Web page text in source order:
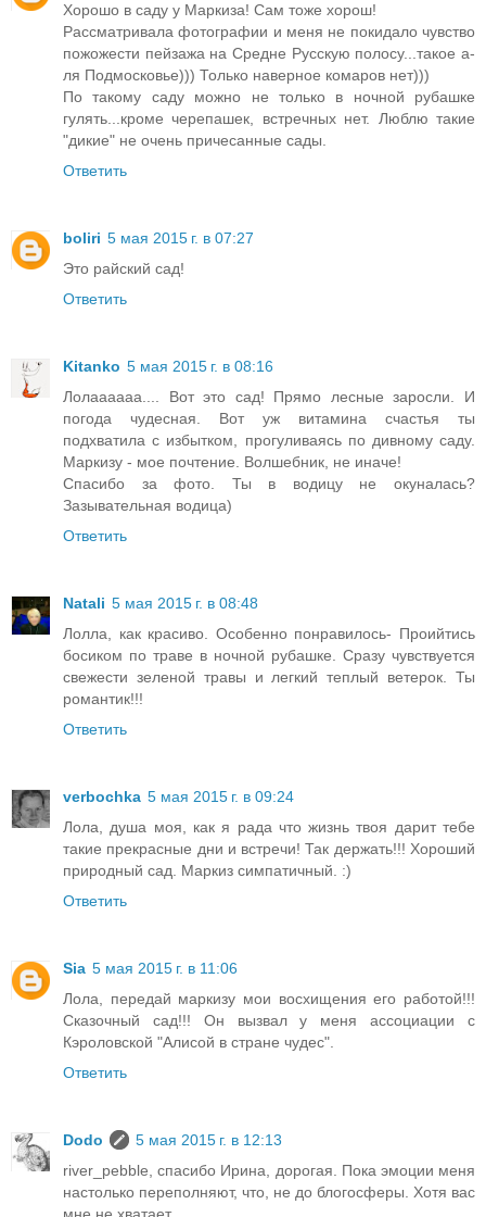
Хорошо в саду у Маркиза! Сам тоже хорош!
Рассматривала фотографии и меня не покидало чувство
пожожести пейзажа на Средне Русскую полосу...такое а-
ля Подмосковье))) Только наверное комаров нет)))
По такому саду можно не только в ночной рубашке
гулять...кроме черепашек, встречных нет. Люблю такие
"дикие" не очень причесанные сады.
Ответить
boliri 5 мая 2015 г. в 07:27
Это райский сад!
Ответить
Kitanko 5 мая 2015 г. в 08:16
Лолаааааа.... Вот это сад! Прямо лесные заросли. И
погода чудесная. Вот уж витамина счастья ты
подхватила с избытком, прогуливаясь по дивному саду.
Маркизу - мое почтение. Волшебник, не иначе!
Спасибо за фото. Ты в водицу не окуналась?
Зазывательная водица)
Ответить
Natali 5 мая 2015 г. в 08:48
Лолла, как красиво. Особенно понравилось- Проийтись
босиком по траве в ночной рубашке. Сразу чувствуется
свежести зеленой травы и легкий теплый ветерок. Ты
романтик!!!
Ответить
verbochka 5 мая 2015 г. в 09:24
Лола, душа моя, как я рада что жизнь твоя дарит тебе
такие прекрасные дни и встречи! Так держать!!! Хороший
природный сад. Маркиз симпатичный. :)
Ответить
Sia 5 мая 2015 г. в 11:06
Лола, передай маркизу мои восхищения его работой!!!
Сказочный сад!!! Он вызвал у меня ассоциации с
Кэроловской "Алисой в стране чудес".
Ответить
Dodo
5 мая 2015 г. в 12:13
river_pebble, спасибо Ирина, дорогая. Пока эмоции меня
настолько переполняют, что, не до блогосферы. Хотя вас